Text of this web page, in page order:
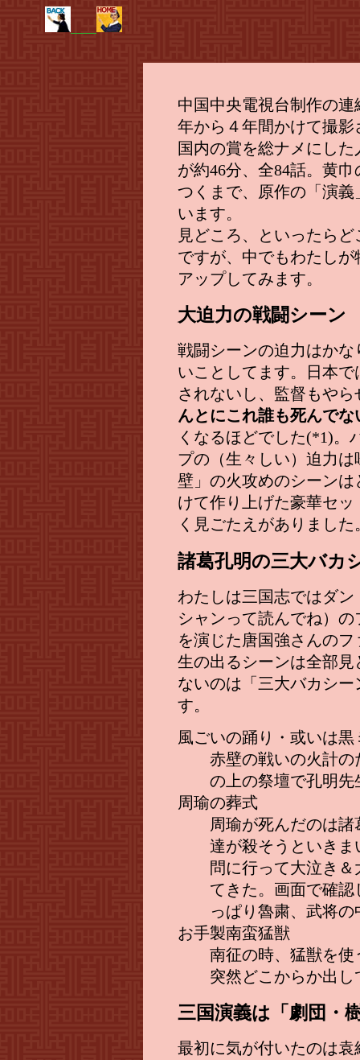
中国中央電視台制作の
年から４年間かけて撮影
国内の賞を総ナメにし
が約46分、全84話。黄
つくまで、原作の「演
います。
見どころ、といったら
ですが、中でもわたし
アップしてみます。
大迫力の戦闘シーン
戦闘シーンの迫力はか
いことしてます。日本
されないし、監督もや
んとにこれ誰も死んで
くなるほどでした(*1)。
プの（生々しい）迫力
壁」の火攻めのシーン
けて作り上げた豪華セ
く見ごたえがありました
諸葛孔明の三大バカ
わたしは三国志ではダ
シャンって読んでね）
を演じた唐国強さんの
生の出るシーンは全部
ないのは「三大バカシ
す。
風ごいの踊り・或いは黒
赤壁の戦いの火計
の上の祭壇で孔明
周瑜の葬式
周瑜が死んだのは
達が殺そうといき
問に行って大泣き
てきた。画面で確
っぱり魯粛、武将
お手製南蛮猛獣
南征の時、猛獣を
突然どこからか出
三国演義は「劇団・
最初に気が付いたのは